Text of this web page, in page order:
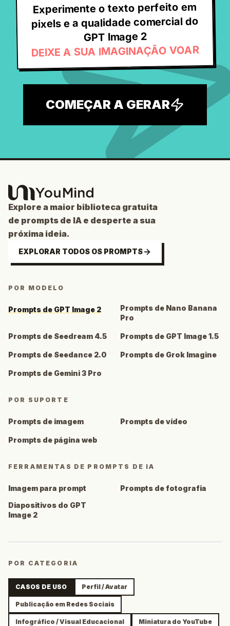
Experimente o texto perfeito em
pixels e a qualidade comercial do
GPT Image 2
DEIXE A SUA IMAGINAÇÃO VOAR
COMEÇAR A GERAR
Explore a maior biblioteca gratuita
de prompts de IA e desperte a sua
próxima ideia.
EXPLORAR TODOS OS PROMPTS
POR MODELO
Prompts de GPT Image 2
Prompts de Nano Banana
Pro
Prompts de Seedream 4.5 Prompts de GPT Image 1.5
Prompts de Seedance 2.0 Prompts de Grok Imagine
Prompts de Gemini 3 Pro
POR SUPORTE
Prompts de imagem Prompts de vídeo
Prompts de página web
FERRAMENTAS DE PROMPTS DE IA
Imagem para prompt
Prompts de fotografia
Diapositivos do GPT
Image 2
POR CATEGORIA
CASOS DE USO Perfil / Avatar
Publicação em Redes Sociais
Infográfico / Visual Educacional Miniatura do YouTube